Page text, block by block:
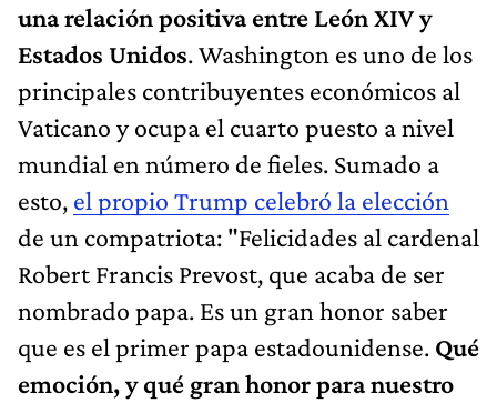
una relación positiva entre León XIV y
Estados Unidos. Washington es uno de los
principales contribuyentes económicos al
Vaticano y ocupa el cuarto puesto a nivel
mundial en número de fieles. Sumado a
esto, el propio Trump celebró la elección
de un compatriota: "Felicidades al cardenal
Robert Francis Prevost, que acaba de ser
nombrado papa. Es un gran honor saber
que es el primer papa estadounidense. Qué
emoción, y qué gran honor para nuestro